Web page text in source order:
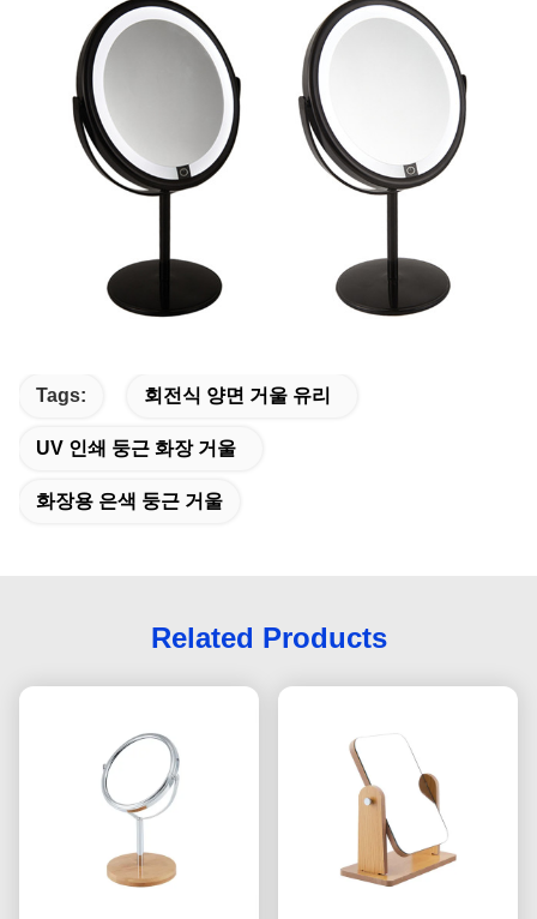
Tags: 회전식 양면 거울 유리
UV 인쇄 둥근 화장 거울
화장용 은색 둥근 거울
Related Products